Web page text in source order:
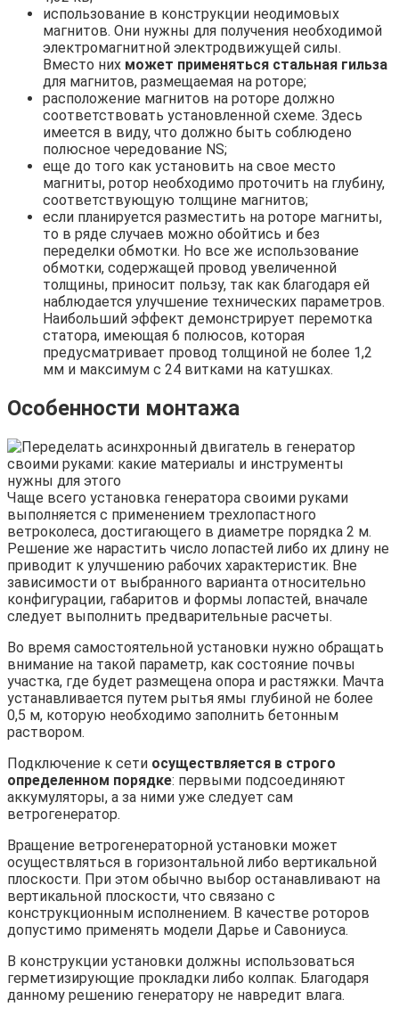
использование в конструкции неодимовых
магнитов. Они нужны для получения необходимой
электромагнитной электродвижущей силы.
Вместо них может применяться стальная гильза
для магнитов, размещаемая на роторе;
расположение магнитов на роторе должно
соответствовать установленной схеме. Здесь
имеется в виду, что должно быть соблюдено
полюсное чередование NS;
еще до того как установить на свое место
магниты, ротор необходимо проточить на глубину,
соответствующую толщине магнитов;
если планируется разместить на роторе магниты,
то в ряде случаев можно обойтись и без
переделки обмотки. Но все же использование
обмотки, содержащей провод увеличенной
толщины, приносит пользу, так как благодаря ей
наблюдается улучшение технических параметров.
Наибольший эффект демонстрирует перемотка
статора, имеющая 6 полюсов, которая
предусматривает провод толщиной не более 1,2
мм и максимум с 24 витками на катушках.
Особенности монтажа
Чаще всего установка генератора своими руками
выполняется с применением трехлопастного
ветроколеса, достигающего в диаметре порядка 2 м.
Решение же нарастить число лопастей либо их длину не
приводит к улучшению рабочих характеристик. Вне
зависимости от выбранного варианта относительно
конфигурации, габаритов и формы лопастей, вначале
следует выполнить предварительные расчеты.
Во время самостоятельной установки нужно обращать
внимание на такой параметр, как состояние почвы
участка, где будет размещена опора и растяжки. Мачта
устанавливается путем рытья ямы глубиной не более
0,5 м, которую необходимо заполнить бетонным
раствором.
Подключение к сети осуществляется в строго
определенном порядке: первыми подсоединяют
аккумуляторы, а за ними уже следует сам
ветрогенератор.
Вращение ветрогенераторной установки может
осуществляться в горизонтальной либо вертикальной
плоскости. При этом обычно выбор останавливают на
вертикальной плоскости, что связано с
конструкционным исполнением. В качестве роторов
допустимо применять модели Дарье и Савониуса.
В конструкции установки должны использоваться
герметизирующие прокладки либо колпак. Благодаря
данному решению генератору не навредит влага.